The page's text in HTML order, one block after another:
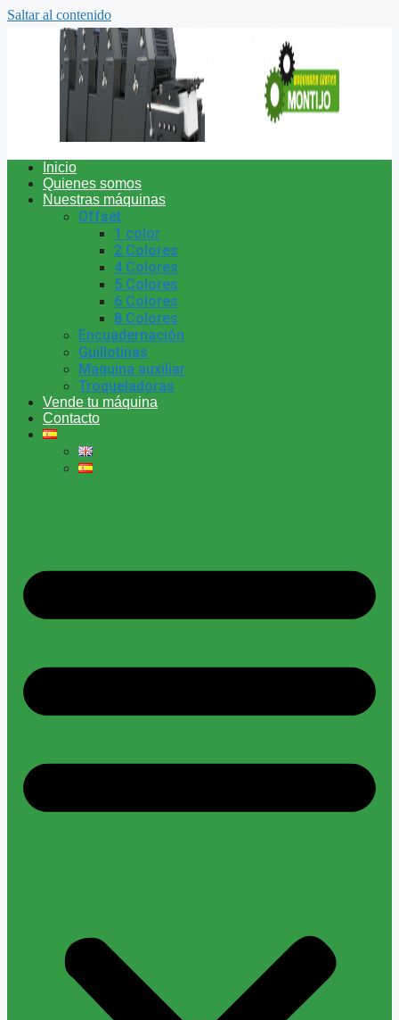
Saltar al contenido
Inicio
Quienes somos
Nuestras máquinas
Offset
1 color
2 Colores
4 Colores
5 Colores
6 Colores
8 Colores
Encuadernación
Guillotinas
Maquina auxiliar
Troqueladoras
Vende tu máquina
Contacto